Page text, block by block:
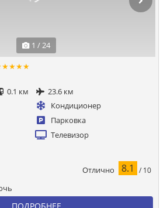
1 / 24
0.1 км
23.6 км
Кондиционер
Парковка
Телевизор
Отлично 8.1 / 10
ПОДРОБНЕЕ